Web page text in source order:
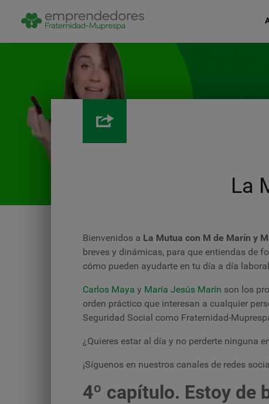
La
Bienvenidos a La Mutua con M de Marín y
breves y dinámicas, para que entiendas de
cómo pueden ayudarte en tu día a día
Carlos Maya y María Jesús Marín son los
orden práctico que interesan a cualquier
Seguridad Social como Fraternidad-
¿Quieres estar al día y no perderte ninguna
¡Síguenos en nuestros canales de redes
4º capítulo. Estoy de